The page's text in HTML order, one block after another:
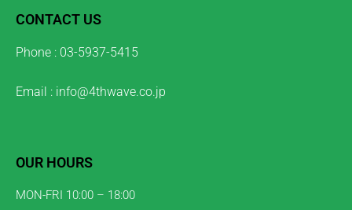
CONTACT US
Phone : 03-5937-5415
Email : info@4thwave.co.jp
OUR HOURS
MON-FRI 10:00 – 18:00